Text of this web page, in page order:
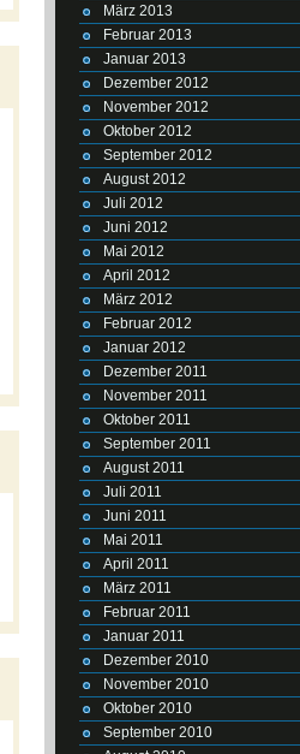
März 2013
Februar 2013
Januar 2013
Dezember 2012
November 2012
Oktober 2012
September 2012
August 2012
Juli 2012
Juni 2012
Mai 2012
April 2012
März 2012
Februar 2012
Januar 2012
Dezember 2011
November 2011
Oktober 2011
September 2011
August 2011
Juli 2011
Juni 2011
Mai 2011
April 2011
März 2011
Februar 2011
Januar 2011
Dezember 2010
November 2010
Oktober 2010
September 2010